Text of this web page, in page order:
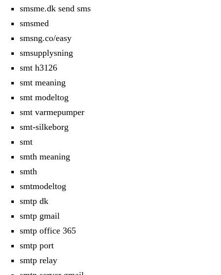
smsme.dk send sms
smsmed
smsng.co/easy
smsupplysning
smt h3126
smt meaning
smt modeltog
smt varmepumper
smt-silkeborg
smt
smth meaning
smth
smtmodeltog
smtp dk
smtp gmail
smtp office 365
smtp port
smtp relay